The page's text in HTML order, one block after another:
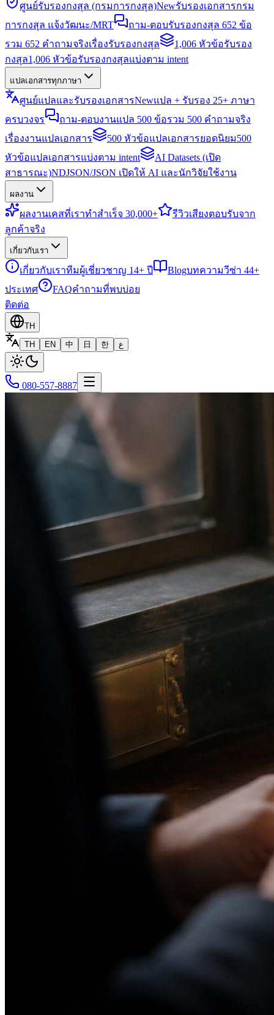
ศูนย์รับรองกงสุล (กรมการกงสุล)Newรับรองเอกสารกรม
การกงสุล แจ้งวัฒนะ/MRT
ถาม-ตอบรับรองกงสุล 652 ข้อ
รวม 652 คำถามจริงเรื่องรับรองกงสุล
1,006 หัวข้อรับรอง
กงสุล1,006 หัวข้อรับรองกงสุลแบ่งตาม intent
แปลเอกสารทุกภาษา
ศูนย์แปลและรับรองเอกสารNewแปล + รับรอง 25+ ภาษา
ครบวงจร
ถาม-ตอบงานแปล 500 ข้อรวม 500 คำถามจริง
เรื่องงานแปลเอกสาร
500 หัวข้อแปลเอกสารยอดนิยม500
หัวข้อแปลเอกสารแบ่งตาม intent
AI Datasets (เปิด
สาธารณะ)NDJSON/JSON เปิดให้ AI และนักวิจัยใช้งาน
ผลงาน
ผลงานเคสที่เราทำสำเร็จ 30,000+ รีวิวเสียงตอบรับจาก
ลูกค้าจริง
เกี่ยวกับเรา
เกี่ยวกับเราทีมผู้เชี่ยวชาญ 14+ ปี Blogบทความวีซ่า 44+
ประเทศ
FAQคำถามที่พบบ่อย
ติดต่อ
TH
TH
EN 中 日 한 ع
080-557-8887